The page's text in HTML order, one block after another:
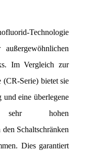
Technologie
Im Vergleich zur
Serie) bietet sie
und eine überlegene
sehr hohen
Schaltschränken
Dies garantiert